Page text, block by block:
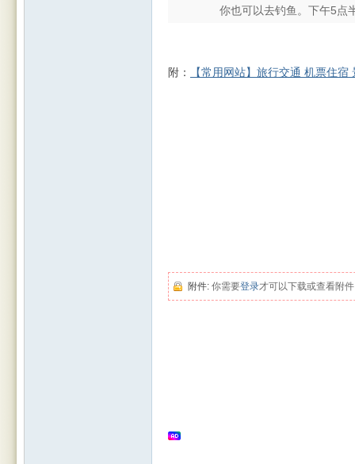
你也可以去钓鱼。下午5点
附： 【常用网站】旅行交通 机票住
附件: 你需要登录才可以下载或查看附